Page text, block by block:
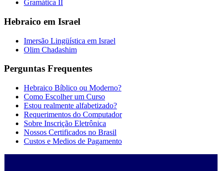
Gramática II
Hebraico em Israel
Imersão Lingüística em Israel
Olim Chadashim
Perguntas Frequentes
Hebraico Bíblico ou Moderno?
Como Escolher um Curso
Estou realmente alfabetizado?
Requerimentos do Computador
Sobre Inscrição Eletrônica
Nossos Certificados no Brasil
Custos e Medios de Pagamento